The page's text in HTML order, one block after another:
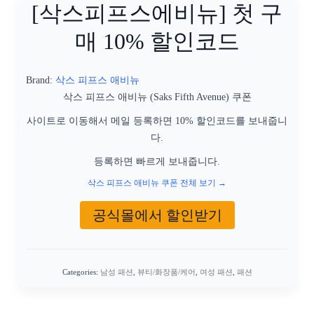
[삭스피프스에비뉴] 첫 구
매 10% 할인코드
Brand: 삭스 피프스 애비뉴
삭스 피프스 애비뉴 (Saks Fifth Avenue) 쿠폰
사이트로 이동해서 메일 등록하면 10% 할인코드를 보내줍니
다.
등록하면 빠르게 보내줍니다.
삭스 피프스 애비뉴 쿠폰 전체 보기 →
공식몰에서 할인받기
Categories: 남성 패션 뷰티/화장품/케어 여성 패션 패션